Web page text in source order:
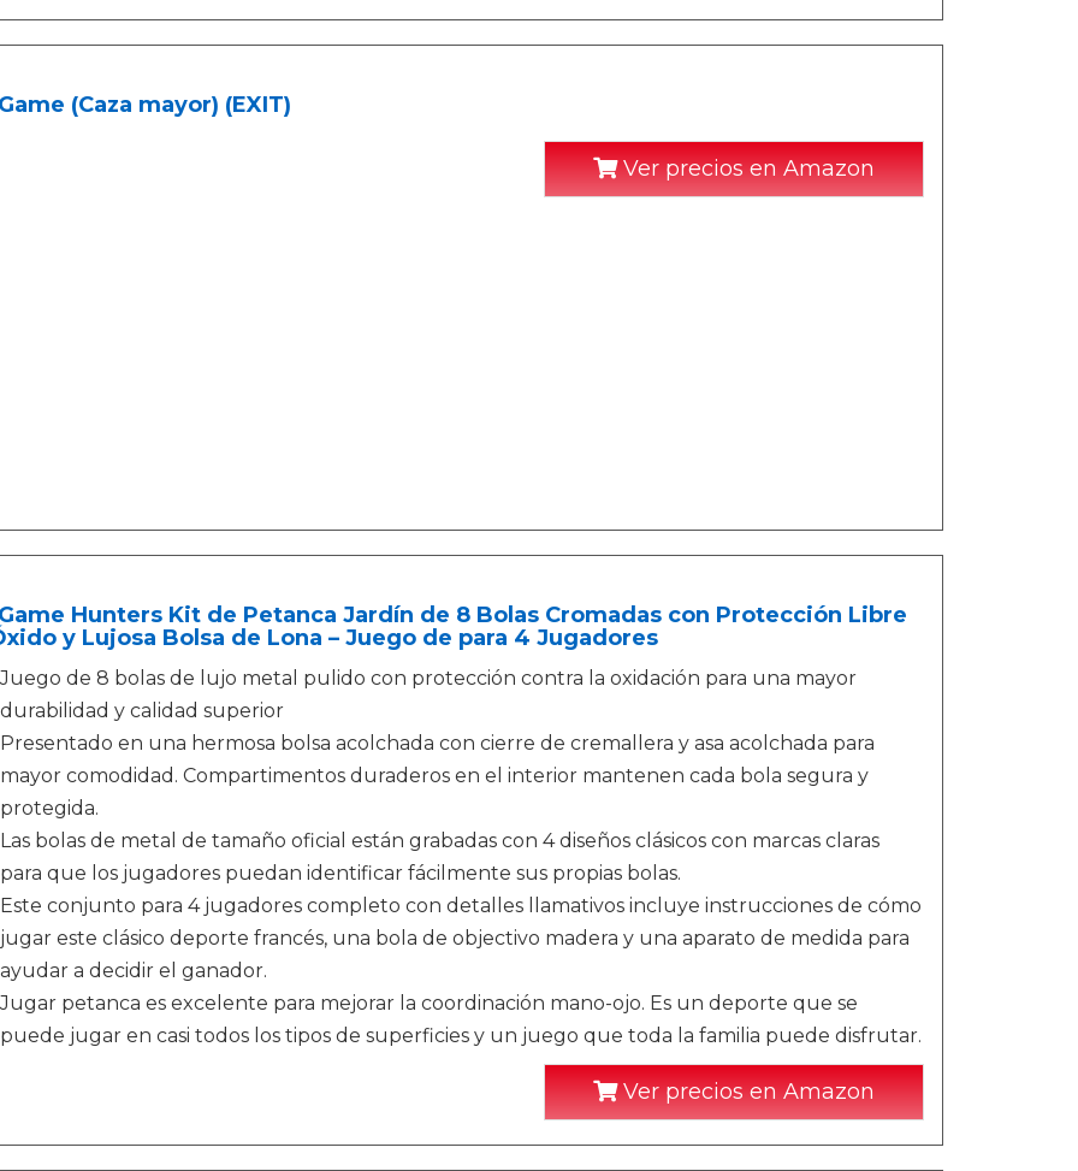
(Caza mayor) (EXIT)
Ver precios en Amazon
Hunters Kit de Petanca Jardín de 8 Bolas Cromadas con Protección Libre
y Lujosa Bolsa de Lona – Juego de para 4 Jugadores
Juego de 8 bolas de lujo metal pulido con protección contra la oxidación para una mayor
durabilidad y calidad superior
Presentado en una hermosa bolsa acolchada con cierre de cremallera y asa acolchada para
mayor comodidad. Compartimentos duraderos en el interior mantenen cada bola segura y
protegida.
Las bolas de metal de tamaño oficial están grabadas con 4 diseños clásicos con marcas claras
para que los jugadores puedan identificar fácilmente sus propias bolas.
Este conjunto para 4 jugadores completo con detalles llamativos incluye instrucciones de cómo
jugar este clásico deporte francés, una bola de objectivo madera y una aparato de medida para
ayudar a decidir el ganador.
Jugar petanca es excelente para mejorar la coordinación mano-ojo. Es un deporte que se
puede jugar en casi todos los tipos de superficies y un juego que toda la familia puede disfrutar.
Ver precios en Amazon